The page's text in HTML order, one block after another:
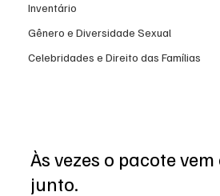
Inventário
Gênero e Diversidade Sexual
Celebridades e Direito das Famílias
Às vezes o pacote
junto.